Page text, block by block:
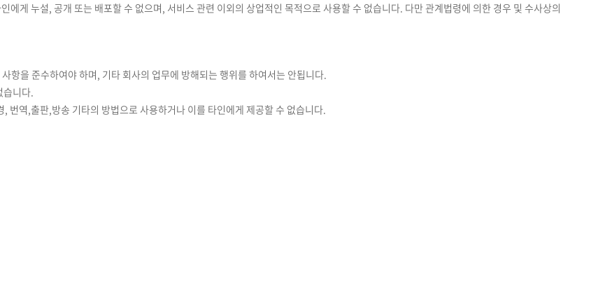
게 누설, 공개 또는 배포할 수 없으며, 서비스 관련 이외의 상업적인 목적으로 사용할 수 없습니다. 다만 관계법령에 의한 경우 및 수사상의
항을 준수하여야 하며, 기타 회사의 업무에 방해되는 행위를 하여서는 안됩니다.
습니다.
역,출판,방송 기타의 방법으로 사용하거나 이를 타인에게 제공할 수 없습니다.